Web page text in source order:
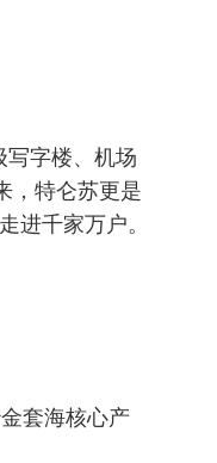
写字楼、机场
，特仑苏更是
进千家万户。
套海核心产